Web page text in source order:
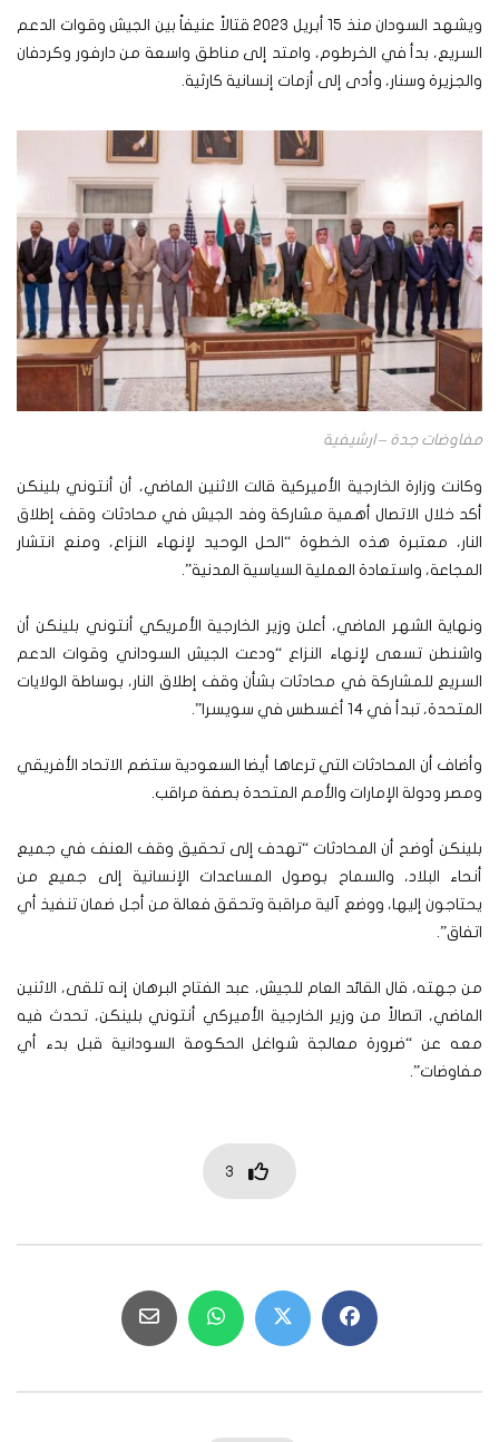
ويشهد السودان منذ 15 أبريل 2023 قتالاً عنيفاً بين الجيش وقوات الدعم
السريع، بدأ في الخرطوم، وامتد إلى مناطق واسعة من دارفور وكردفان
والجزيرة وسنار، وأدى إلى أزمات إنسانية كارثية.
مفاوضات جدة – ارشيفية
وكانت وزارة الخارجية الأميركية قالت الاثنين الماضي، أن أنتوني بلينكن
أكد خلال الاتصال أهمية مشاركة وفد الجيش في محادثات وقف إطلاق
النار، معتبرة هذه الخطوة “الحل الوحيد لإنهاء النزاع، ومنع انتشار
المجاعة، واستعادة العملية السياسية المدنية”.
ونهاية الشهر الماضي، أعلن وزير الخارجية الأمريكي أنتوني بلينكن أن
واشنطن تسعى لإنهاء النزاع “ودعت الجيش السوداني وقوات الدعم
السريع للمشاركة في محادثات بشأن وقف إطلاق النار، بوساطة الولايات
المتحدة، تبدأ في 14 أغسطس في سويسرا”.
وأضاف أن المحادثات التي ترعاها أيضا السعودية ستضم الاتحاد الأفريقي
ومصر ودولة الإمارات والأمم المتحدة بصفة مراقب.
بلينكن أوضح أن المحادثات “تهدف إلى تحقيق وقف العنف في جميع
أنحاء البلاد، والسماح بوصول المساعدات الإنسانية إلى جميع من
يحتاجون إليها، ووضع آلية مراقبة وتحقق فعالة من أجل ضمان تنفيذ أي
اتفاق”.
من جهته، قال القائد العام للجيش، عبد الفتاح البرهان إنه تلقى، الاثنين
الماضي، اتصالاً من وزير الخارجية الأميركي أنتوني بلينكن، تحدث فيه
معه عن “ضرورة معالجة شواغل الحكومة السودانية قبل بدء أي
مفاوضات”.
3